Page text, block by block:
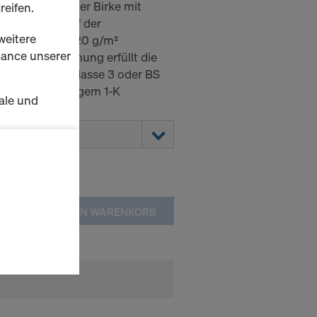
aus nordischer Birke mit
auf der
rückseitig 120 g/m²
Die Verleimung erfüllt die
2 Nutzungsklasse 3 oder BS
mit hochwertigem 1-K
IN DEN WARENKORB
unserer
und
Sie der